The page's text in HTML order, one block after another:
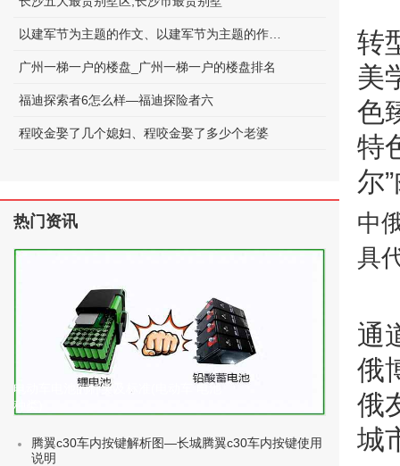
转
美
色
特
尔
中
具
通
俄
俄
城
广州一梯一户的楼盘_广州一梯一户的楼盘排名
福迪探索者6怎么样—福迪探险者六
程咬金娶了几个媳妇、程咬金娶了多少个老婆
热门资讯
电动车电池的种类及标准(电动车 电池
种类)
腾翼c30车内按键解析图—长城腾翼c30车内按键使用
说明